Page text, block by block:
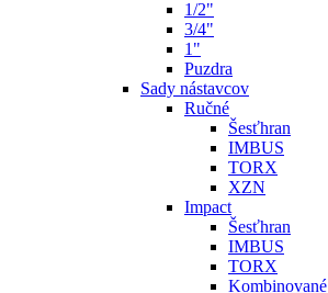
1/2"
3/4"
1"
Puzdra
Sady nástavcov
Ručné
Šesťhran
IMBUS
TORX
XZN
Impact
Šesťhran
IMBUS
TORX
Kombinované